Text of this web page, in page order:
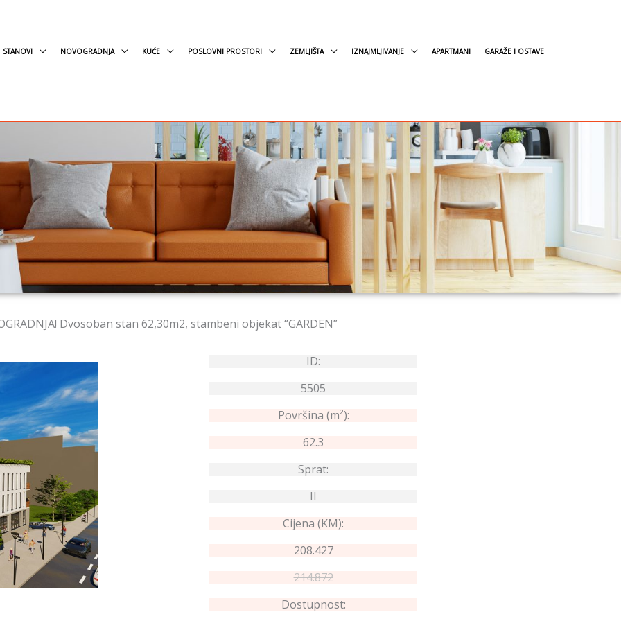
STANOVI NOVOGRADNJA KUĆE POSLOVNI PROSTORI ZEMLJIŠTA IZNAJMLJIVANJE APARTMANI GARAŽE I OSTAVE
Dvosoban stan 62,30m2, stambeni objekat “GARDEN”
ID:
5505
Površina (m²):
62.3
Sprat:
II
Cijena (KM):
208.427
214.872
Dostupnost: